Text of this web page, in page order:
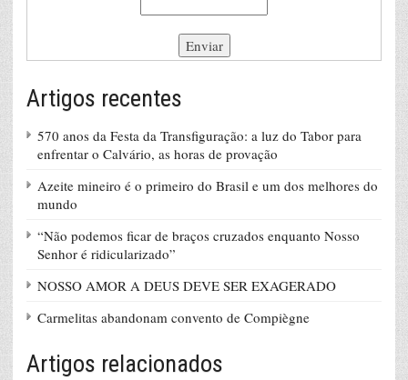
Artigos recentes
570 anos da Festa da Transfiguração: a luz do Tabor para
enfrentar o Calvário, as horas de provação
Azeite mineiro é o primeiro do Brasil e um dos melhores do
mundo
“Não podemos ficar de braços cruzados enquanto Nosso
Senhor é ridicularizado”
NOSSO AMOR A DEUS DEVE SER EXAGERADO
Carmelitas abandonam convento de Compiègne
Artigos relacionados